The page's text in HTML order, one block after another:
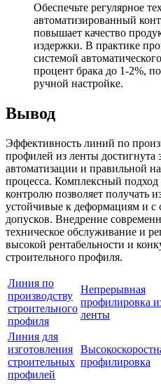
Обеспечьте регулярное
автоматизированный
повышает качество
издержки. В практике
системой
процент брака до 1-2%,
ручной настройке.
Вывод
Эффективность линий по
профилей из ленты достигнута
автоматизации и правильной
процесса. Комплексный
контролю позволяет получать
устойчивые к деформациям и с
допусков. Внедрение
техническое обслуживание и
высокой рентабельности и
строительного профиля.
Линия по
производству
строительного
профиля
Непрерывная
профилировка
ленты
Линия для
изготовления
строительных
профилей
профилировка